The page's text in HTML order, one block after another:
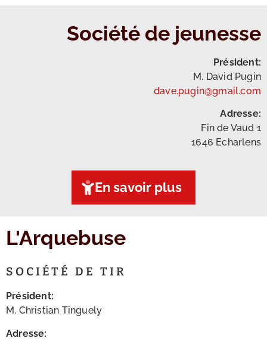
Société de jeunesse
Président:
M. David Pugin
dave.pugin@gmail.com
Adresse:
Fin de Vaud 1
1646 Echarlens
En savoir plus
L'Arquebuse
SOCIÉTÉ DE TIR
Président:
M. Christian Tinguely
Adresse: